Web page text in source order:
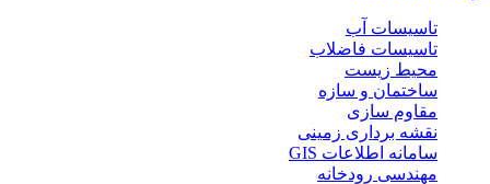
تاسیسات آب
تاسیسات فاضلاب
محیط زیست
ساختمان و سازه
مقاوم سازی
نقشه برداری زمینی
سامانه اطلاعات GIS
مهندسی رودخانه